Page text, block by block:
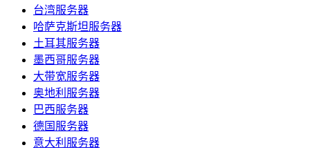
台湾服务器
哈萨克斯坦服务器
土耳其服务器
墨西哥服务器
大带宽服务器
奥地利服务器
巴西服务器
德国服务器
意大利服务器